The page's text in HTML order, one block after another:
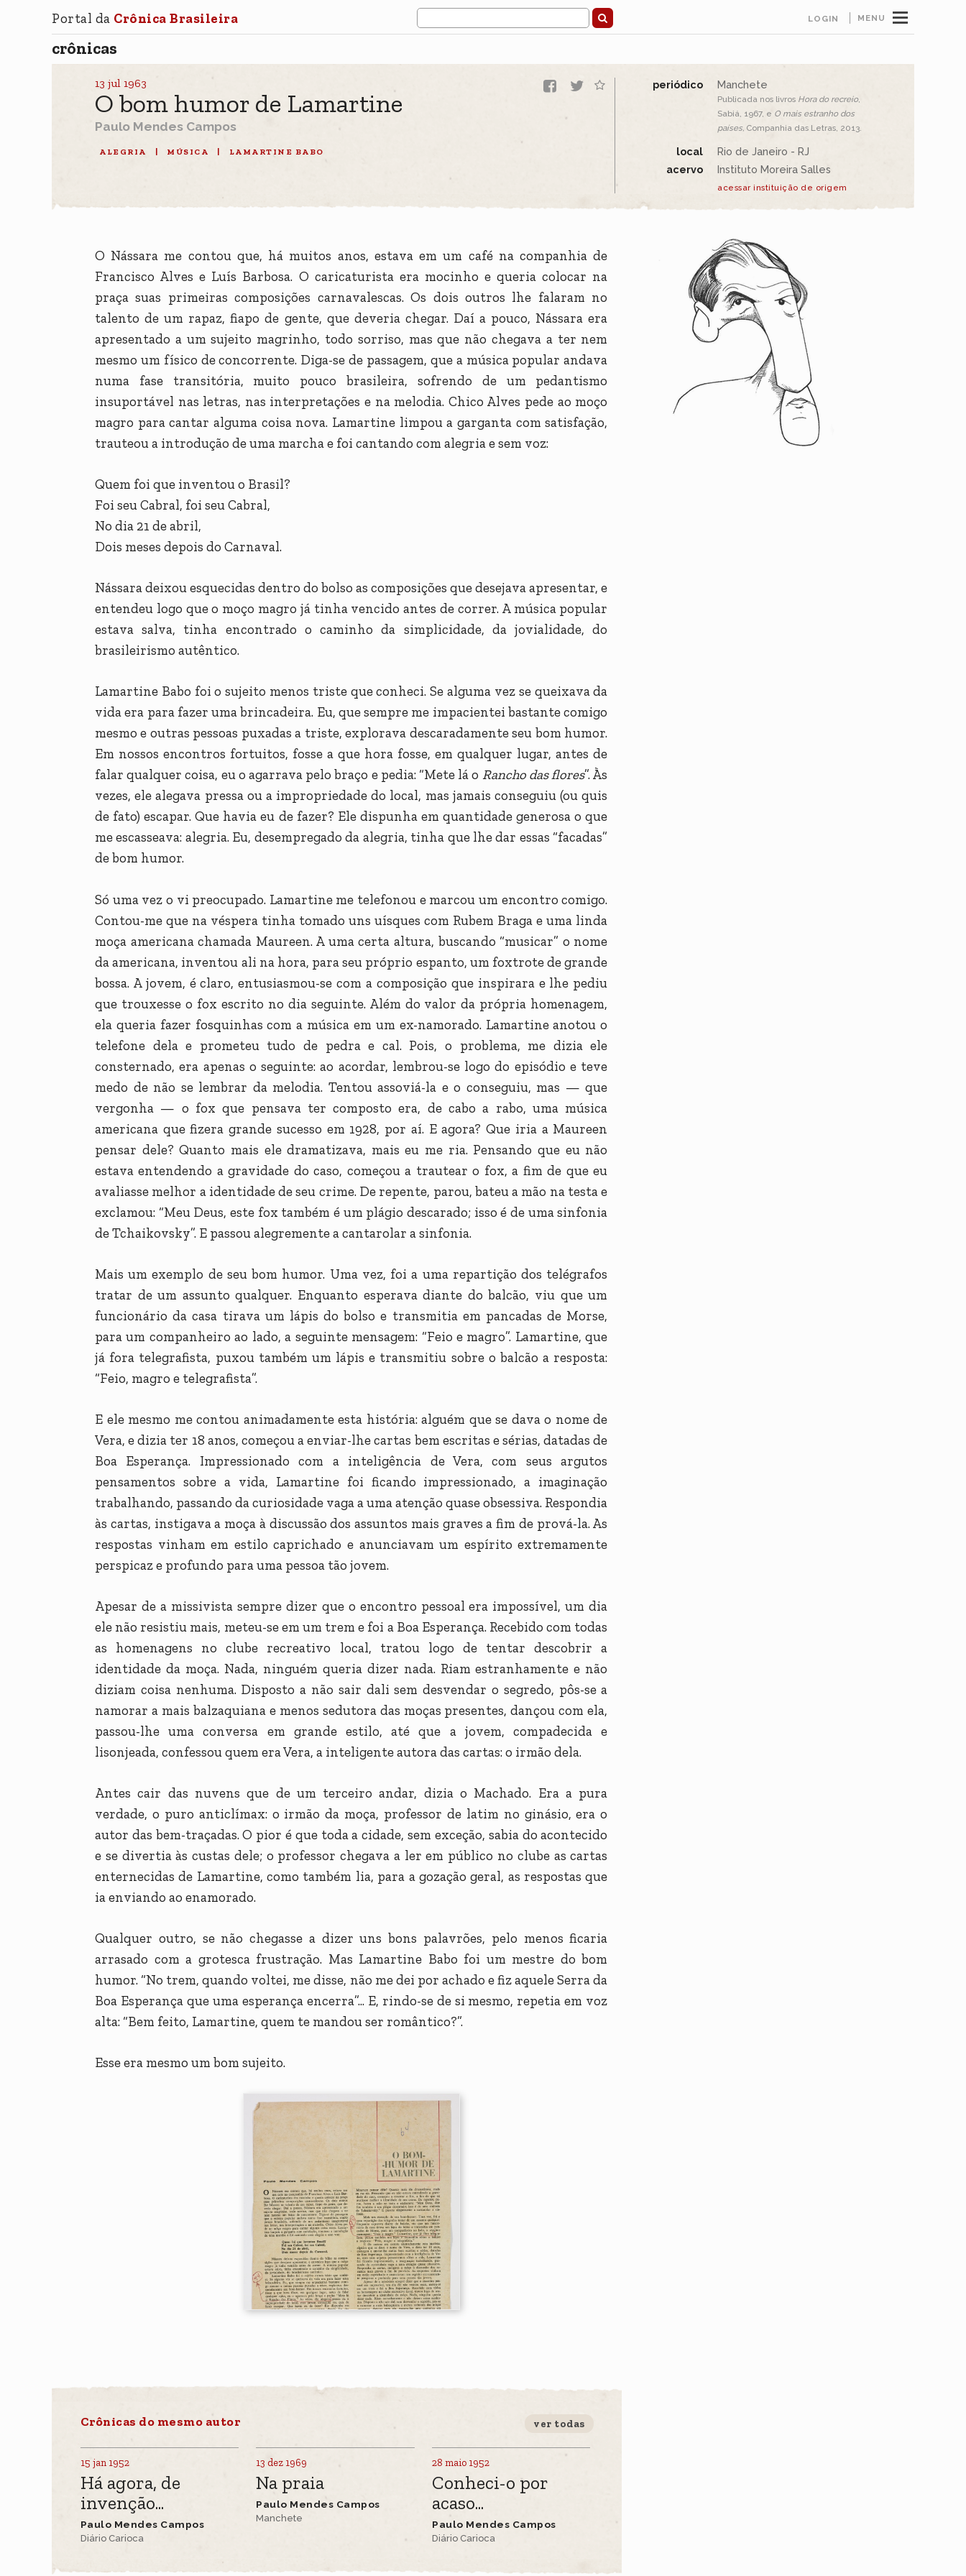
MENU
Portal da Crônica Brasileira LOGIN
crônicas
13 jul 1963
O bom humor de Lamartine
Paulo Mendes Campos
ALEGRIA MÚSICA LAMARTINE BABO
periódico Manchete
Publicada nos livros Hora do recreio,
Sabiá, 1967, e O mais estranho dos
países, Companhia das Letras, 2013.
local
Rio de Janeiro - RJ
acervo
Instituto Moreira Salles
acessar instituição de origem
O Nássara me contou que, há muitos anos, estava em um café na companhia de
Francisco Alves e Luís Barbosa. O caricaturista era mocinho e queria colocar na
praça suas primeiras composições carnavalescas. Os dois outros lhe falaram no
talento de um rapaz, fiapo de gente, que deveria chegar. Daí a pouco, Nássara era
apresentado a um sujeito magrinho, todo sorriso, mas que não chegava a ter nem
mesmo um físico de concorrente. Diga-se de passagem, que a música popular andava
numa fase transitória, muito pouco brasileira, sofrendo de um pedantismo
insuportável nas letras, nas interpretações e na melodia. Chico Alves pede ao moço
magro para cantar alguma coisa nova. Lamartine limpou a garganta com satisfação,
trauteou a introdução de uma marcha e foi cantando com alegria e sem voz:
Quem foi que inventou o Brasil?
Foi seu Cabral, foi seu Cabral,
No dia 21 de abril,
Dois meses depois do Carnaval.
Nássara deixou esquecidas dentro do bolso as composições que desejava apresentar, e
entendeu logo que o moço magro já tinha vencido antes de correr. A música popular
estava salva, tinha encontrado o caminho da simplicidade, da jovialidade, do
brasileirismo autêntico.
Lamartine Babo foi o sujeito menos triste que conheci. Se alguma vez se queixava da
vida era para fazer uma brincadeira. Eu, que sempre me impacientei bastante comigo
mesmo e outras pessoas puxadas a triste, explorava descaradamente seu bom humor.
Em nossos encontros fortuitos, fosse a que hora fosse, em qualquer lugar, antes de
falar qualquer coisa, eu o agarrava pelo braço e pedia: “Mete lá o Rancho das flores”. Às
vezes, ele alegava pressa ou a impropriedade do local, mas jamais conseguiu (ou quis
de fato) escapar. Que havia eu de fazer? Ele dispunha em quantidade generosa o que
me escasseava: alegria. Eu, desempregado da alegria, tinha que lhe dar essas “facadas”
de bom humor.
Só uma vez o vi preocupado. Lamartine me telefonou e marcou um encontro comigo.
Contou-me que na véspera tinha tomado uns uísques com Rubem Braga e uma linda
moça americana chamada Maureen. A uma certa altura, buscando “musicar” o nome
da americana, inventou ali na hora, para seu próprio espanto, um foxtrote de grande
bossa. A jovem, é claro, entusiasmou-se com a composição que inspirara e lhe pediu
que trouxesse o fox escrito no dia seguinte. Além do valor da própria homenagem,
ela queria fazer fosquinhas com a música em um ex-namorado. Lamartine anotou o
telefone dela e prometeu tudo de pedra e cal. Pois, o problema, me dizia ele
consternado, era apenas o seguinte: ao acordar, lembrou-se logo do episódio e teve
medo de não se lembrar da melodia. Tentou assoviá-la e o conseguiu, mas — que
vergonha — o fox que pensava ter composto era, de cabo a rabo, uma música
americana que fizera grande sucesso em 1928, por aí. E agora? Que iria a Maureen
pensar dele? Quanto mais ele dramatizava, mais eu me ria. Pensando que eu não
estava entendendo a gravidade do caso, começou a trautear o fox, a fim de que eu
avaliasse melhor a identidade de seu crime. De repente, parou, bateu a mão na testa e
exclamou: “Meu Deus, este fox também é um plágio descarado; isso é de uma sinfonia
de Tchaikovsky”. E passou alegremente a cantarolar a sinfonia.
Mais um exemplo de seu bom humor. Uma vez, foi a uma repartição dos telégrafos
tratar de um assunto qualquer. Enquanto esperava diante do balcão, viu que um
funcionário da casa tirava um lápis do bolso e transmitia em pancadas de Morse,
para um companheiro ao lado, a seguinte mensagem: “Feio e magro”. Lamartine, que
já fora telegrafista, puxou também um lápis e transmitiu sobre o balcão a resposta:
“Feio, magro e telegrafista”.
E ele mesmo me contou animadamente esta história: alguém que se dava o nome de
Vera, e dizia ter 18 anos, começou a enviar-lhe cartas bem escritas e sérias, datadas de
Boa Esperança. Impressionado com a inteligência de Vera, com seus argutos
pensamentos sobre a vida, Lamartine foi ficando impressionado, a imaginação
trabalhando, passando da curiosidade vaga a uma atenção quase obsessiva. Respondia
às cartas, instigava a moça à discussão dos assuntos mais graves a fim de prová-la. As
respostas vinham em estilo caprichado e anunciavam um espírito extremamente
perspicaz e profundo para uma pessoa tão jovem.
Apesar de a missivista sempre dizer que o encontro pessoal era impossível, um dia
ele não resistiu mais, meteu-se em um trem e foi a Boa Esperança. Recebido com todas
as homenagens no clube recreativo local, tratou logo de tentar descobrir a
identidade da moça. Nada, ninguém queria dizer nada. Riam estranhamente e não
diziam coisa nenhuma. Disposto a não sair dali sem desvendar o segredo, pôs-se a
namorar a mais balzaquiana e menos sedutora das moças presentes, dançou com ela,
passou-lhe uma conversa em grande estilo, até que a jovem, compadecida e
lisonjeada, confessou quem era Vera, a inteligente autora das cartas: o irmão dela.
Antes cair das nuvens que de um terceiro andar, dizia o Machado. Era a pura
verdade, o puro anticlímax: o irmão da moça, professor de latim no ginásio, era o
autor das bem-traçadas. O pior é que toda a cidade, sem exceção, sabia do acontecido
e se divertia às custas dele; o professor chegava a ler em público no clube as cartas
enternecidas de Lamartine, como também lia, para a gozação geral, as respostas que
ia enviando ao enamorado.
Qualquer outro, se não chegasse a dizer uns bons palavrões, pelo menos ficaria
arrasado com a grotesca frustração. Mas Lamartine Babo foi um mestre do bom
humor. “No trem, quando voltei, me disse, não me dei por achado e fiz aquele Serra da
Boa Esperança que uma esperança encerra”... E, rindo-se de si mesmo, repetia em voz
alta: “Bem feito, Lamartine, quem te mandou ser romântico?”.
Esse era mesmo um bom sujeito.
Crônicas do mesmo autor ver todas
15 jan 1952
Há agora, de
invenção...
Paulo Mendes Campos
Diário Carioca
13 dez 1969
Na praia
Paulo Mendes Campos
Manchete
28 maio 1952
Conheci-o por
acaso...
Paulo Mendes Campos
Diário Carioca